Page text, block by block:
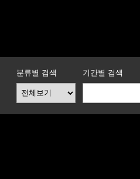
분류별 검색 기간별 검색